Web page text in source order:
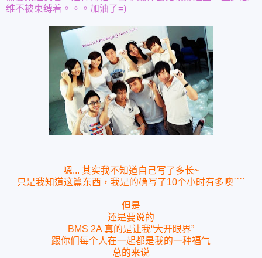
维不被束缚着。。。加油了=)
嗯... 其实我不知道自己写了多长~
只是我知道这篇东西，我是的确写了10个小时有多噢````
但是
还是要说的
BMS 2A 真的是让我“大开眼界”
跟你们每个人在一起都是我的一种福气
总的来说